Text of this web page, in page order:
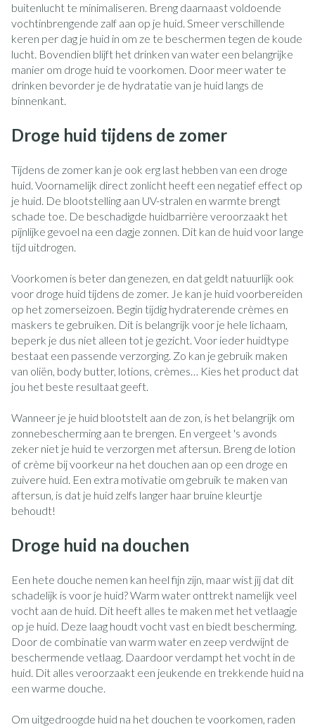
buitenlucht te minimaliseren. Breng daarnaast voldoende
vochtinbrengende zalf aan op je huid. Smeer verschillende
keren per dag je huid in om ze te beschermen tegen de koude
lucht. Bovendien blijft het drinken van water een belangrijke
manier om droge huid te voorkomen. Door meer water te
drinken bevorder je de hydratatie van je huid langs de
binnenkant.
Droge huid tijdens de zomer
Tijdens de zomer kan je ook erg last hebben van een droge
huid. Voornamelijk direct zonlicht heeft een negatief effect op
je huid. De blootstelling aan UV-stralen en warmte brengt
schade toe. De beschadigde huidbarrière veroorzaakt het
pijnlijke gevoel na een dagje zonnen. Dit kan de huid voor lange
tijd uitdrogen.
Voorkomen is beter dan genezen, en dat geldt natuurlijk ook
voor droge huid tijdens de zomer. Je kan je huid voorbereiden
op het zomerseizoen. Begin tijdig hydraterende crèmes en
maskers te gebruiken. Dit is belangrijk voor je hele lichaam,
beperk je dus niet alleen tot je gezicht. Voor ieder huidtype
bestaat een passende verzorging. Zo kan je gebruik maken
van oliën, body butter, lotions, crèmes… Kies het product dat
jou het beste resultaat geeft.
Wanneer je je huid blootstelt aan de zon, is het belangrijk om
zonnebescherming aan te brengen. En vergeet 's avonds
zeker niet je huid te verzorgen met aftersun. Breng de lotion
of crème bij voorkeur na het douchen aan op een droge en
zuivere huid. Een extra motivatie om gebruik te maken van
aftersun, is dat je huid zelfs langer haar bruine kleurtje
behoudt!
Droge huid na douchen
Een hete douche nemen kan heel fijn zijn, maar wist jij dat dit
schadelijk is voor je huid? Warm water onttrekt namelijk veel
vocht aan de huid. Dit heeft alles te maken met het vetlaagje
op je huid. Deze laag houdt vocht vast en biedt bescherming.
Door de combinatie van warm water en zeep verdwijnt de
beschermende vetlaag. Daardoor verdampt het vocht in de
huid. Dit alles veroorzaakt een jeukende en trekkende huid na
een warme douche.
Om uitgedroogde huid na het douchen te voorkomen, raden